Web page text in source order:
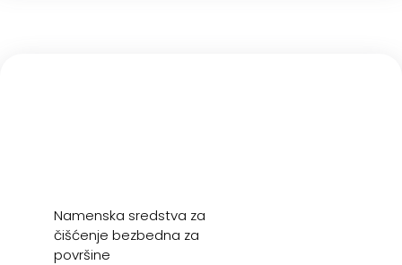
Namenska sredstva za
čišćenje bezbedna za
površine